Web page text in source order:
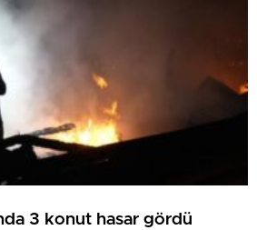
3 konut hasar gördü